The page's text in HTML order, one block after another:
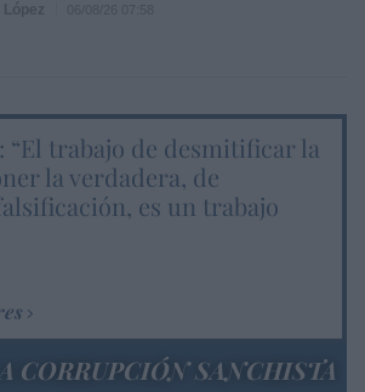
“El trabajo de desmitificar la
la verdadera, de
es un trabajo
CORRUPCIÓN SANCHISTA